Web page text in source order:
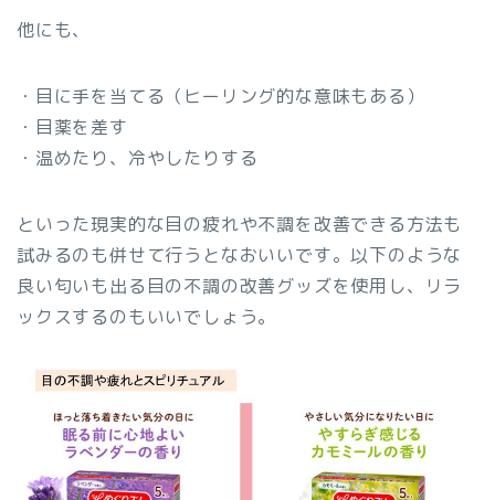
他にも、
・目に手を当てる（ヒーリング的な意味もある）
・目薬を差す
・温めたり、冷やしたりする
といった現実的な目の疲れや不調を改善できる方法も
試みるのも併せて行うとなおいいです。以下のような
良い匂いも出る目の不調の改善グッズを使用し、リラ
ックスするのもいいでしょう。